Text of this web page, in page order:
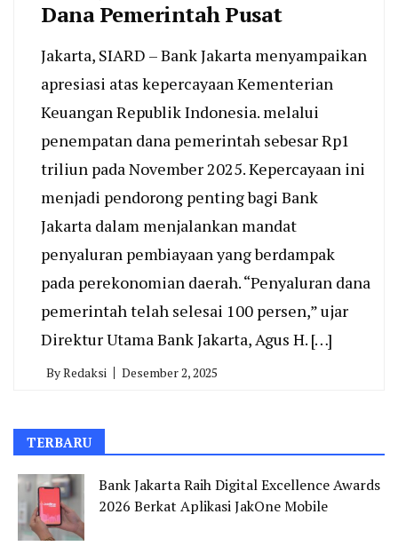
Dana Pemerintah Pusat
Jakarta, SIARD – Bank Jakarta menyampaikan
apresiasi atas kepercayaan Kementerian
Keuangan Republik Indonesia. melalui
penempatan dana pemerintah sebesar Rp1
triliun pada November 2025. Kepercayaan ini
menjadi pendorong penting bagi Bank
Jakarta dalam menjalankan mandat
penyaluran pembiayaan yang berdampak
pada perekonomian daerah. “Penyaluran dana
pemerintah telah selesai 100 persen,” ujar
Direktur Utama Bank Jakarta, Agus H. […]
ByRedaksi Desember 2, 2025
TERBARU
Bank Jakarta Raih Digital Excellence Awards
2026 Berkat Aplikasi JakOne Mobile